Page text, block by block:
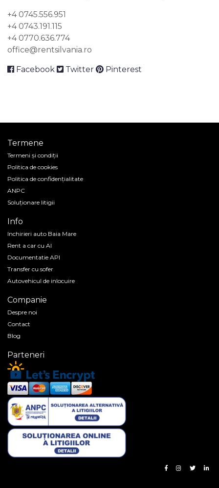
+4 0745.556.951
+4 0743.191.115
+4 0770.636.774
office@rentsilvania.ro
Facebook Twitter Pinterest
Termene
Termeni și condiții
Politica de cookies
Politica de confidenţialitate
ANPC
Soluționare litigii
Info
Inchirieri auto Baia Mare
Rent a car cu AI
Documentatie API
Transfer cu sofer
Autovehicul de inlocuire
Companie
Despre noi
Contact
Blog
Parteneri